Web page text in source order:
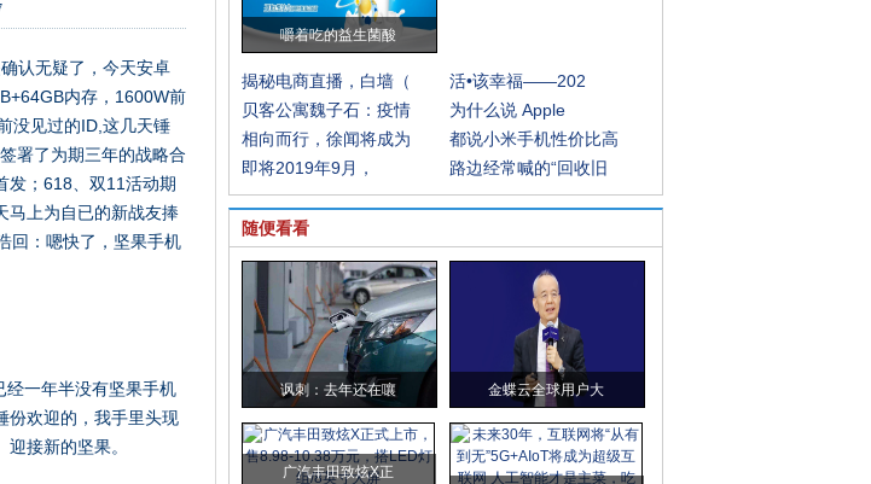
认无疑了，今天安卓
内存，1600W前
没见过的ID,这几天锤
署了为期三年的战略合
发；618、双11活动期
上为自已的新战友捧
回：嗯快了，坚果手机
经一年半没有坚果手机
份欢迎的，我手里头现
接新的坚果。
嚼着吃的益生菌酸
揭秘电商直播，白墙（
活•该幸福——202
贝客公寓魏子石：疫情
为什么说 Apple
相向而行，徐闻将成为
都说小米手机性价比高
即将2019年9月，
路边经常喊的“回收旧
随便看看
讽刺：去年还在嚷 金蝶云全球用户大
广汽丰田致炫X正